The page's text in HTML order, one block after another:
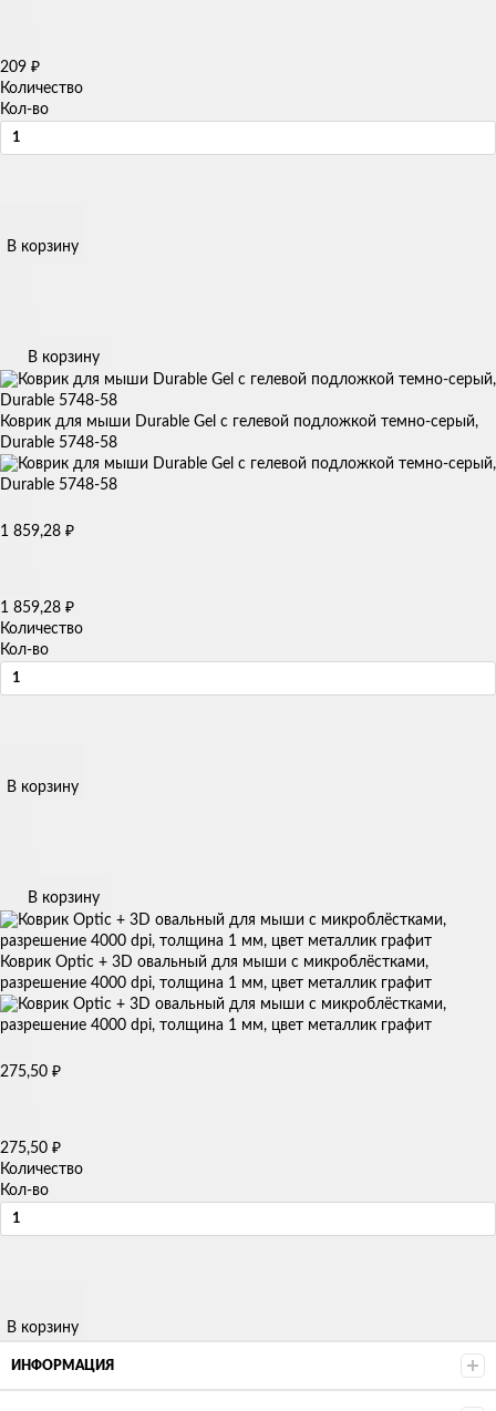
209 ₽
Количество
Кол-во
В корзину
В корзину
Коврик для мыши Durable Gel с гелевой подложкой темно-серый,
Durable 5748-58
1 859,28 ₽
1 859,28 ₽
Количество
Кол-во
В корзину
В корзину
Коврик Optic + 3D овальный для мыши с микроблёстками,
разрешение 4000 dpi, толщина 1 мм, цвет металлик графит
275,50 ₽
275,50 ₽
Количество
Кол-во
В корзину
ИНФОРМАЦИЯ